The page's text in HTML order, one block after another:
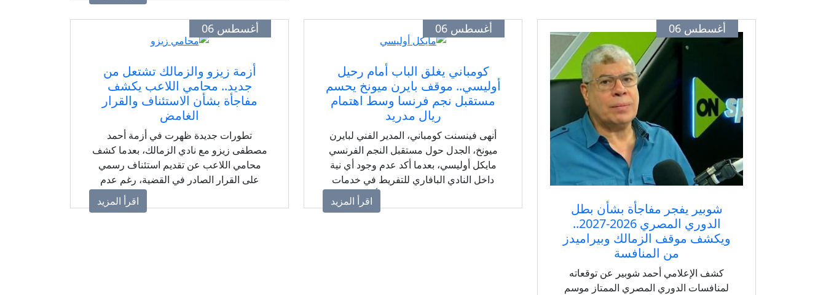
أغسطس 06
شوبير يفجر مفاجأة بشأن بطل
الدوري المصري 2026-2027..
ويكشف موقف الزمالك وبيراميدز
من المنافسة
كشف الإعلامي أحمد شوبير عن توقعاته
لمنافسات الدوري المصري الممتاز موسم
أغسطس 06
كومباني يغلق الباب أمام رحيل
أوليسي.. موقف بايرن ميونخ يحسم
مستقبل نجم فرنسا وسط اهتمام
ريال مدريد
أنهى فينسنت كومباني، المدير الفني لبايرن
ميونخ، الجدل حول مستقبل النجم الفرنسي
مايكل أوليسي، بعدما أكد عدم وجود أي نية
داخل النادي البافاري للتفريط في خدمات
اللاعب رغم اهتمام كبار أوروبا.اقرأ المزيد
أغسطس 06
أزمة زيزو والزمالك تشتعل من
جديد.. محامي اللاعب يكشف
مفاجأة بشأن الاستئناف والقرار
الغامض
تطورات جديدة ظهرت في أزمة أحمد
مصطفى زيزو مع نادي الزمالك، بعدما كشف
محامي اللاعب عن تقديم استئناف رسمي
على القرار الصادر في القضية، رغم عدم
الحصول على حيثيات الحكم حتى الآن، بسبب
ضيق المهلة القانونية.
اقرأ المزيد